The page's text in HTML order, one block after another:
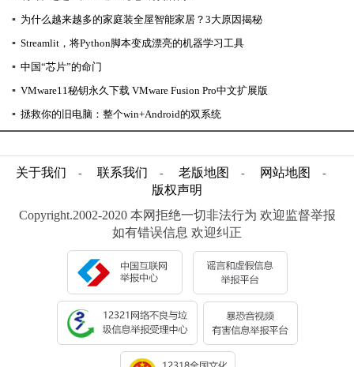
▪ 为什么越来越多的家庭装全屋智能家居？3大原因揭秘
▪ Streamlit，将Python脚本变成漂亮的机器学习工具
▪ 中国“芯片”的命门
▪ VMware11秘钥永久下载 VMware Fusion Pro中文扩展版
▪ 拯救你的旧电脑：整个win+Android的双系统
关于我们 - 联系我们 - 老版地图 - 网站地图 -
版权声明
Copyright.2002-2020 本网拒绝一切非法行为 欢迎监督举报
如有错误信息 欢迎纠正